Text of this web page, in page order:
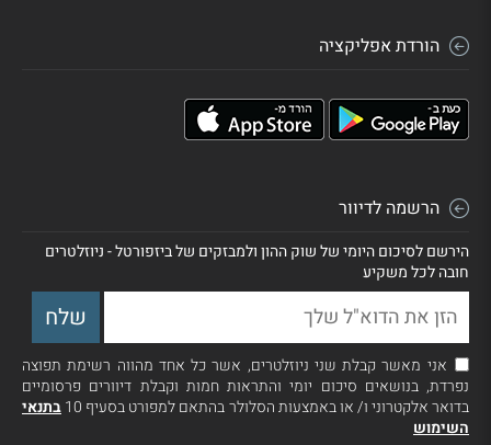
הורדת אפליקציה
הרשמה לדיוור
הירשם לסיכום היומי של שוק ההון ולמבזקים של ביזפורטל - ניוזלטרים
חובה לכל משקיע
אני מאשר קבלת שני ניוזלטרים, אשר כל אחד מהווה רשימת תפוצה
נפרדת, בנושאים סיכום יומי והתראות חמות וקבלת דיוורים פרסומיים
בדואר אלקטרוני ו/ או באמצעות הסלולר בהתאם למפורט בסעיף 10
בתנאי
השימוש